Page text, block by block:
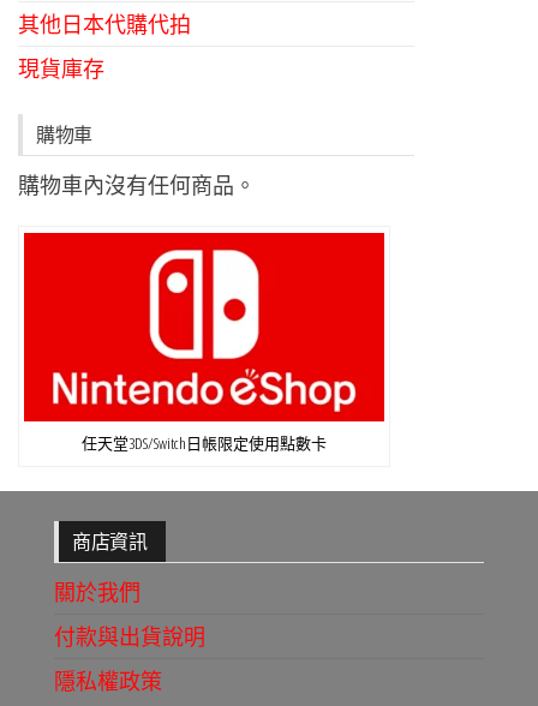
其他日本代購代拍
現貨庫存
購物車
購物車內沒有任何商品。
任天堂3DS/Switch日帳限定使用點數卡
商店資訊
關於我們
付款與出貨說明
隱私權政策